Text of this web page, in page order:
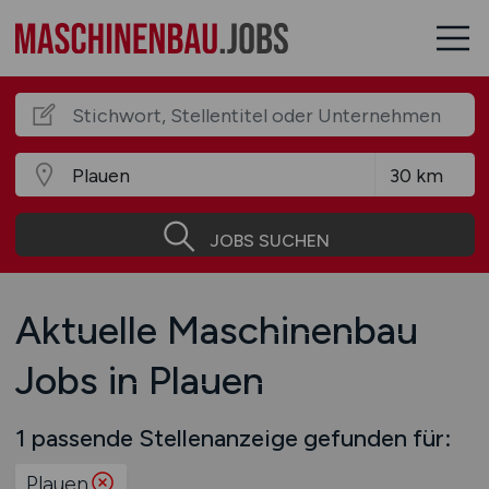
JOBS SUCHEN
Aktuelle Maschinenbau
Jobs in Plauen
1 passende Stellenanzeige gefunden für:
Plauen